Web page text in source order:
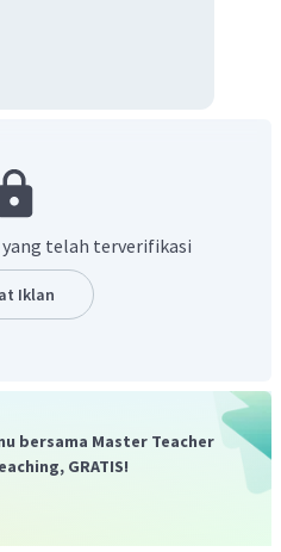
yang telah terverifikasi
Iklan
bersama Master Teacher
GRATIS!